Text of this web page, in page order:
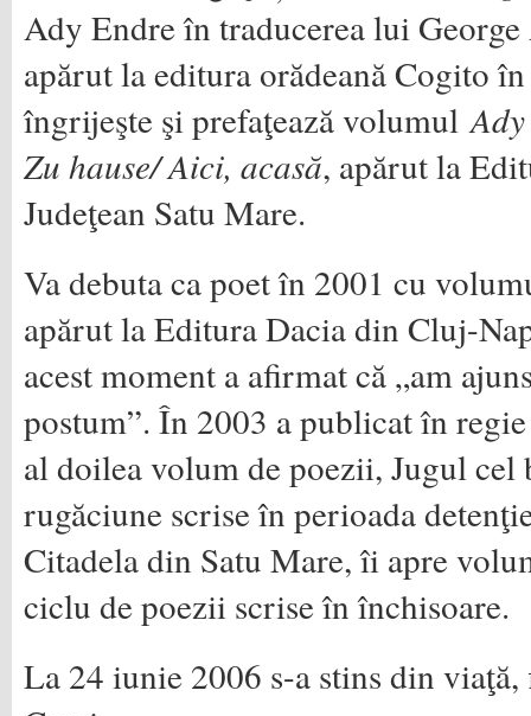
Ady Endre în traducerea lui
apărut la editura orădeană Cogito
îngrijeşte şi prefaţează volumul
Zu hause/ Aici, acasă, apărut la
Judeţean Satu Mare.
Va debuta ca poet în 2001 cu
apărut la Editura Dacia din Cluj-
acest moment a afirmat că „am
postum”. În 2003 a publicat în
al doilea volum de poezii, Jugul cel
rugăciune scrise în perioada
Citadela din Satu Mare, îi apre
ciclu de poezii scrise în închisoare.
La 24 iunie 2006 s-a stins din